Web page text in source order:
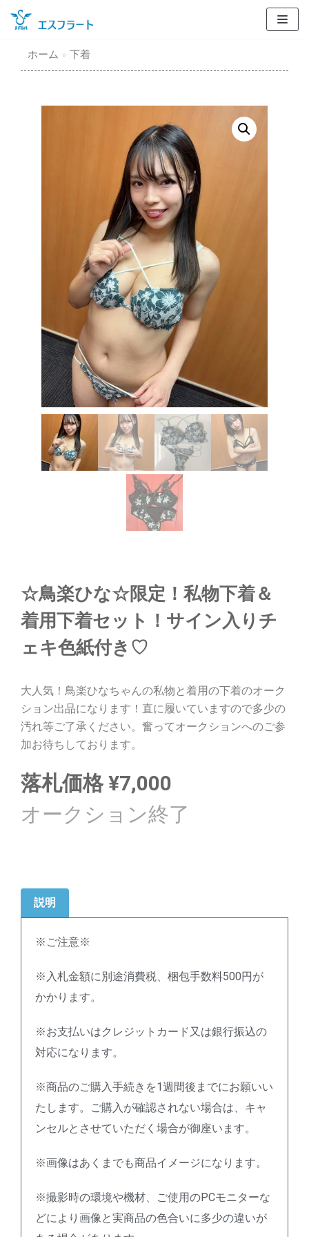
コ
ン
ン
ホーム » 下着
☆鳥楽ひな☆限定！私物下着＆
着用下着セット！サイン入りチ
ェキ色紙付き♡
大人気！鳥楽ひなちゃんの私物と着用の下着のオーク
ション出品になります！直に履いていますので多少の
汚れ等ご了承ください。奮ってオークションへのご参
加お待ちしております。
落札価格¥7,000
説明
※ご注意※
※入札金額に別途消費税、梱包手数料500円が
かかります。
※お支払いはクレジットカード又は銀行振込の
対応になります。
※商品のご購入手続きを1週間後までにお願いい
たします。ご購入が確認されない場合は、キャ
ンセルとさせていただく場合が御座います。
※画像はあくまでも商品イメージになります。
※撮影時の環境や機材、ご使用のPCモニターな
どにより画像と実商品の色合いに多少の違いが